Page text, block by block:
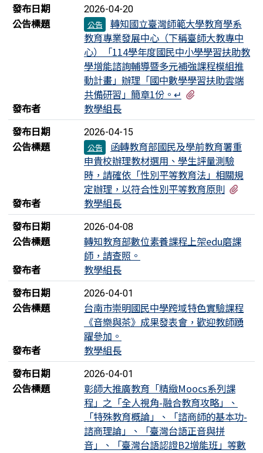
發布日期
2026-04-20
公告標題 公告
轉知國立臺灣師範大學教育學系
教育專業發展中心（下稱臺師大教專中
心）「114學年度國民中小學學習扶助教
學增能諮詢輔導暨多元補強課程模組推
動計畫」辦理「國中數學學習扶助雲端
共備研習」簡章1份。↵
發布者
教學組長
發布日期
2026-04-15
公告標題 公告
函轉教育部國民及學前教育署重
申貴校辦理教材選用、學生評量測驗
時，請確依「性別平等教育法」相關規
定辦理，以符合性別平等教育原則
發布者
教學組長
發布日期
2026-04-08
公告標題
轉知教育部數位素養課程上架edu磨課
師，請查照。
發布者
教學組長
發布日期
2026-04-01
公告標題
台南市崇明國民中學跨域特色實驗課程
《音樂與茶》成果發表會，歡迎教師踴
躍參加。
發布者
教學組長
發布日期
2026-04-01
公告標題
彰師大推廣教育「精緻Moocs系列課
程」之「全人視角-融合教育攻略」、
「特殊教育概論」、「諮商師的基本功-
諮商理論」、「臺灣台語正音與拼
音」、「臺灣台語認證B2增能班」等數